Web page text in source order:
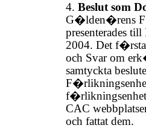
4. Beslut som
G�lden�rens
presenterades
2004. Det
och Svar om
samtyckta
CAC
och fattat dem.